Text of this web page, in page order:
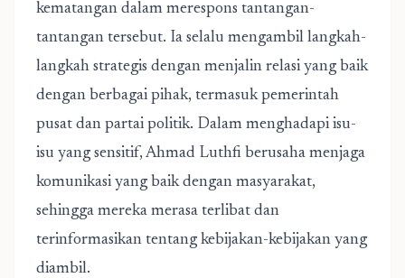
kematangan dalam merespons tantangan-
tantangan tersebut. Ia selalu mengambil langkah-
langkah strategis dengan menjalin relasi yang baik
dengan berbagai pihak, termasuk pemerintah
pusat dan partai politik. Dalam menghadapi isu-
isu yang sensitif, Ahmad Luthfi berusaha menjaga
komunikasi yang baik dengan masyarakat,
sehingga mereka merasa terlibat dan
terinformasikan tentang kebijakan-kebijakan yang
diambil.